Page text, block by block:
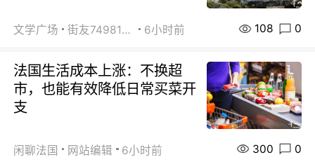
文学广场 街友74981146 6小时前 108 0
法国生活成本上涨：不换超
市，也能有效降低日常买菜开
支
闲聊法国 网站编辑 6小时前 300 0